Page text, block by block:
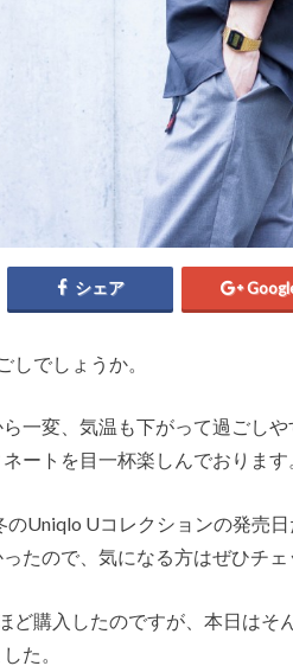
シェア
しでしょうか。
一変、気温も下がって過ごし
ートを目一杯楽しんでおります
Uniqlo Uコレクションの発売
たので、気になる方はぜひチェ
ど購入したのですが、本日はそ
た。